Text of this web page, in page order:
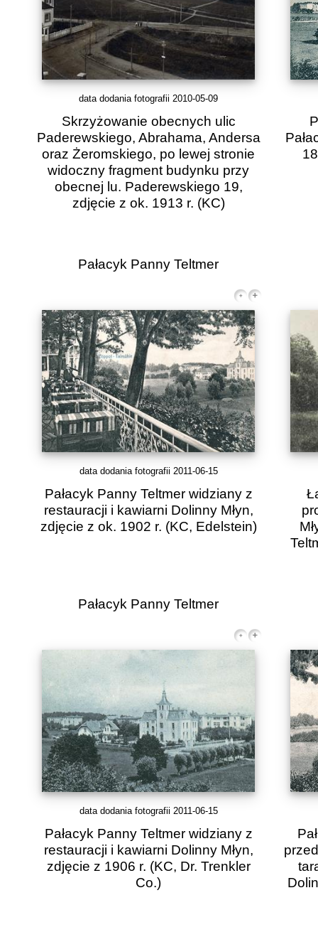
data dodania fotografii 2010-05-09
Skrzyżowanie obecnych ulic
Paderewskiego, Abrahama, Andersa
oraz Żeromskiego, po lewej stronie
widoczny fragment budynku przy
obecnej lu. Paderewskiego 19,
zdjęcie z ok. 1913 r. (KC)
Pałacyk Panny Teltmer
data dodania fotografii 2011-06-15
Pałacyk Panny Teltmer widziany z
restauracji i kawiarni Dolinny Młyn,
zdjęcie z ok. 1902 r. (KC, Edelstein)
Pałacyk Panny Teltmer
data dodania fotografii 2011-06-15
Pałacyk Panny Teltmer widziany z
restauracji i kawiarni Dolinny Młyn,
zdjęcie z 1906 r. (KC, Dr. Trenkler
Co.)